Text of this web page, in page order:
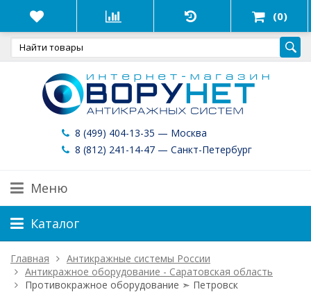
(0)
8 (499) 404-13-35 — Москва
8 (812) 241-14-47 — Санкт-Петербург
Меню
Каталог
Главная
Антикражные системы России
Антикражное оборудование - Саратовская область
Противокражное оборудование ➣ Петровск